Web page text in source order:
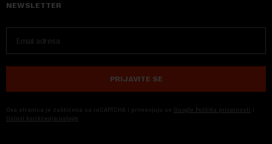
NEWSLETTER
PRIJAVITE SE
Ova stranica je zaštićena sa reCAPTCHA i primenjuju se Google Politika privatnosti i
Uslovi korišćenja usluge